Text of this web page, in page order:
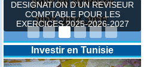
DESIGNATION D’UN REVISEUR
COMPTABLE POUR LES
EXERCICES 2025-2026-2027
Investir en Tunisie